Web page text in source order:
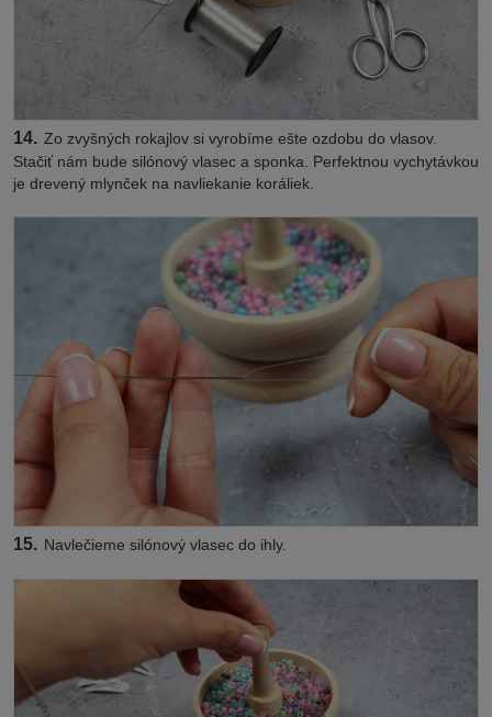
14. Zo zvyšných rokajlov si vyrobíme ešte ozdobu do vlasov.
Stačiť nám bude silónový vlasec a sponka. Perfektnou vychytávkou
je drevený mlynček na navliekanie koráliek.
15. Navlečieme silónový vlasec do ihly.